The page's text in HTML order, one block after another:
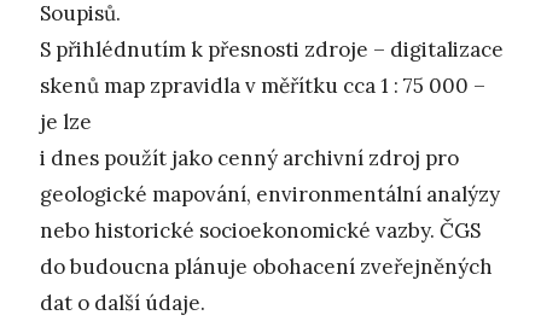
Soupisů.
S přihlédnutím k přesnosti zdroje – digitalizace
skenů map zpravidla v měřítku cca 1 : 75 000 –
je lze
i dnes použít jako cenný archivní zdroj pro
geologické mapování, environmentální analýzy
nebo historické socioekonomické vazby. ČGS
do budoucna plánuje obohacení zveřejněných
dat o další údaje.